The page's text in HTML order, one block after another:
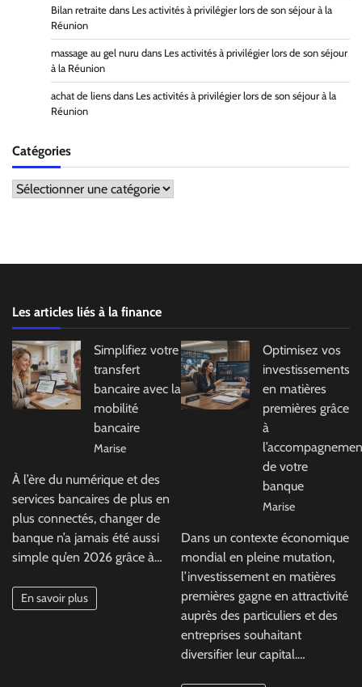
Bilan retraite dans Les activités à privilégier lors de son séjour à la
Réunion
massage au gel nuru dans Les activités à privilégier lors de son séjour
à la Réunion
achat de liens dans Les activités à privilégier lors de son séjour à la
Réunion
Catégories
Catégories
Les articles liés à la finance
Simplifiez votre
transfert
bancaire avec la
mobilité
bancaire
Marise
À l’ère du numérique et des
services bancaires de plus en
plus connectés, changer de
banque n’a jamais été aussi
simple qu’en 2026 grâce à…
En savoir plus
Optimisez vos
investissements
en matières
premières grâce
à
de votre
banque
Marise
Dans un contexte économique
mondial en pleine mutation,
l’investissement en matières
premières gagne en attractivité
auprès des particuliers et des
entreprises souhaitant
diversifier leur capital.…